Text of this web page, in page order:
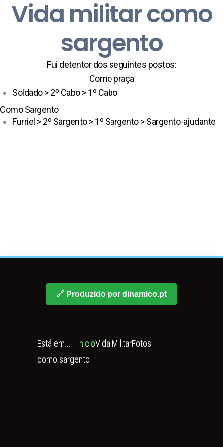
Vida militar como
sargento
Fui detentor dos seguintes postos:
Como praça
Soldado > 2º Cabo > 1º Cabo
Como Sargento
Furriel > 2º Sargento > 1º Sargento > Sargento-ajudante
🔗 Produzido por dinamico.pt
Está em... InicioVida MilitarFotos
como sargento